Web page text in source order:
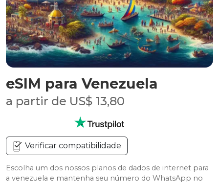
eSIM para Venezuela
a partir de US$ 13,80
Verificar compatibilidade
Escolha um dos nossos planos de dados de internet para
a venezuela e mantenha seu número do WhatsApp no